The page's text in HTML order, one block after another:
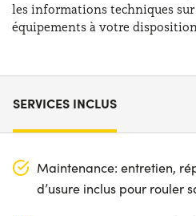
les informations techniques
équipements à votre
SERVICES INCLUS
Maintenance: entretien,
d’usure inclus pour rouler